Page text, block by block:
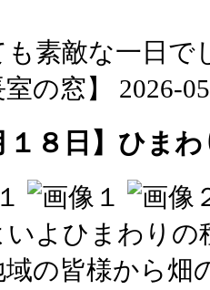
素敵な一日で
室の窓】 2026-
１８日】ひま
よひまわりの
域の皆様から